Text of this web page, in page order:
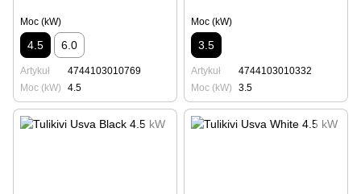
Moc (kW)
4.5 6.0
Artykuł
4744103010769
Moc (kW)
4.5
Moc (kW)
3.5
Artykuł
4744103010332
Moc (kW)
3.5